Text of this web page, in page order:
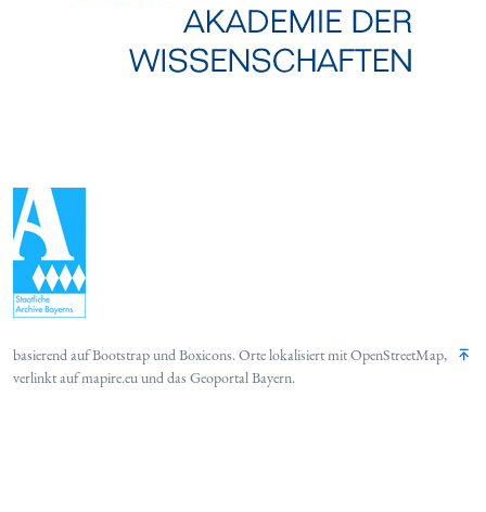
basierend aufBootstrapundBoxicons. Orte lokalisiert mitOpenStreetMap,
verlinkt aufmapire.euund das Geoportal Bayern.